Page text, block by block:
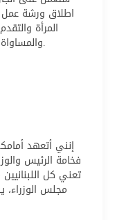
اطلاق ورشة عمل
المرأة
والمساواة وتنفيذاً للتعهدات التي التزم بها لبنان.
إنني أتعهد
فخامة الرئيس
تعني كل
مجلس الوزراء،